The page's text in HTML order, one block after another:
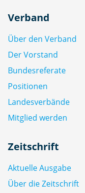
Verband
Über den Verband
Der Vorstand
Bundesreferate
Positionen
Landesverbände
Mitglied werden
Zeitschrift
Aktuelle Ausgabe
Über die Zeitschrift